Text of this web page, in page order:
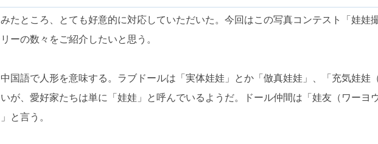
たところ、とても好意的に対応していただいた。今回はこの写真コンテスト「娃娃
ーの数々をご紹介したいと思う。
中国語で人形を意味する。ラブドールは「実体娃娃」とか「倣真娃娃」、「充気娃
が、愛好家たちは単に「娃娃」と呼んでいるようだ。ドール仲間は「娃友（ワーヨ
と言う。